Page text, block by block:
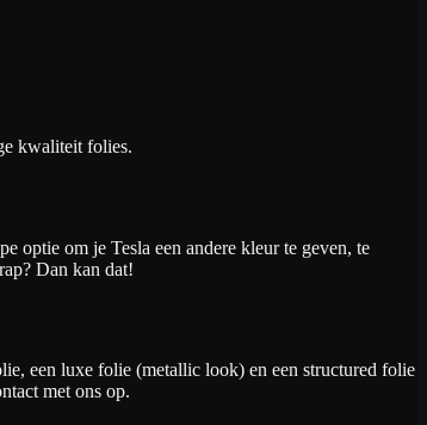
kwaliteit folies.
optie om je Tesla een andere kleur te geven, te
Dan kan dat!
een luxe folie (metallic look) en een structured folie
met ons op.